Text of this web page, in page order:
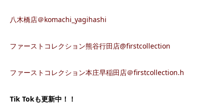
八木橋店＠komachi_yagihashi
ファーストコレクション熊谷行田店@firstcollection
ファーストコレクション本庄早稲田店＠firstcollection.h
Tik Tokも更新中！！